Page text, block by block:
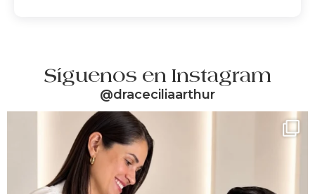
Síguenos en Instagram
@draceciliaarthur